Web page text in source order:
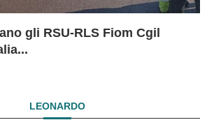
gli RSU-RLS Fiom Cgil
LEONARDO